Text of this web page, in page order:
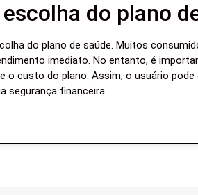
do plano
do plano de saúde. Muitos
imediato. No entanto, é
custo do plano. Assim, o usuário
segurança financeira.